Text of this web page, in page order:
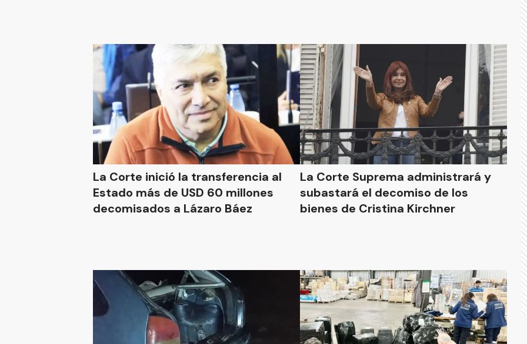
La Corte inició la transferencia al
Estado más de USD 60 millones
decomisados a Lázaro Báez
La Corte Suprema administrará y
subastará el decomiso de los
bienes de Cristina Kirchner